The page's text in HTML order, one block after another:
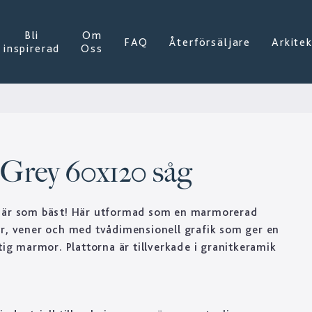
Bli
inspirerad
Om
Oss
FAQ Återförsäljare
60x120 såg
som bäst! Här utformad som en marmorerad
vener och med tvådimensionell grafik som ger en
marmor. Plattorna är tillverkade i granitkeramik